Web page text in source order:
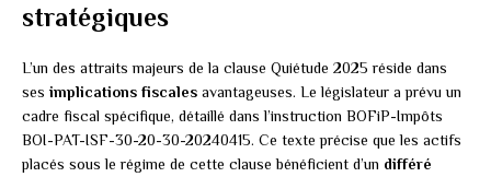
stratégiques
L’un des attraits majeurs de la clause Quiétude 2025 réside dans
ses implications fiscales avantageuses. Le législateur a prévu un
cadre fiscal spécifique, détaillé dans l’instruction BOFiP-Impôts
BOI-PAT-ISF-30-20-30-20240415. Ce texte précise que les actifs
placés sous le régime de cette clause bénéficient d’un différé